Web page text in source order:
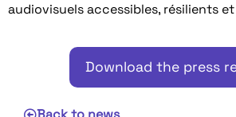
audiovisuels accessibles, résilients
Download the press